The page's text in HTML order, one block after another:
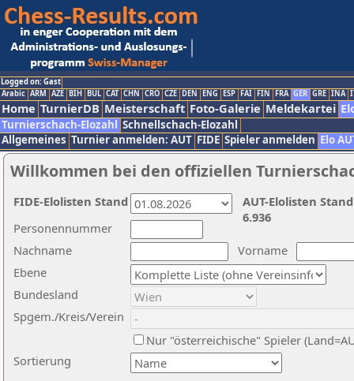
Logged on: Gast
Arabic ARM AZE BIH BUL CAT CHN CRO CZE DEN ENG ESP FAI FIN FRA GER GRE INA
Home TurnierDB Meisterschaft Foto-Galerie Meldekartei
Turnierschach-Elozahl Schnellschach-Elozahl
Allgemeines Turnier anmelden: AUT FIDE Spieler anmelden Elo
Willkommen bei den offiziellen
Nachname
Vorname
Ebene
Sortierung
Personennummer
Bundesland
Spgem./Kreis/Verein
Nur "österreichische" Spieler
AUT-Elolisten
6.936
FIDE-Elolisten Stand